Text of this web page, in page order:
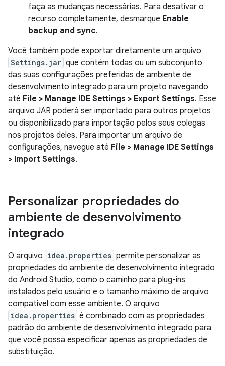
faça as mudanças necessárias. Para desativar o
recurso completamente, desmarque Enable
backup and sync.
Você também pode exportar diretamente um arquivo
Settings.jar que contém todas ou um subconjunto
das suas configurações preferidas de ambiente de
desenvolvimento integrado para um projeto navegando
até File > Manage IDE Settings > Export Settings. Esse
arquivo JAR poderá ser importado para outros projetos
ou disponibilizado para importação pelos seus colegas
nos projetos deles. Para importar um arquivo de
configurações, navegue até File > Manage IDE Settings
> Import Settings.
Personalizar propriedades do
ambiente de desenvolvimento
integrado
O arquivo idea.properties permite personalizar as
propriedades do ambiente de desenvolvimento integrado
do Android Studio, como o caminho para plug-ins
instalados pelo usuário e o tamanho máximo de arquivo
compatível com esse ambiente. O arquivo
idea.properties é combinado com as propriedades
padrão do ambiente de desenvolvimento integrado para
que você possa especificar apenas as propriedades de
substituição.